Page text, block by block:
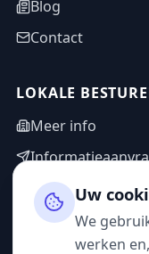
Blog
Contact
LOKALE
Meer info
Adminzone
Uw
We
werken